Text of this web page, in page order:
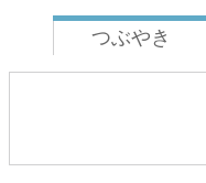
つぶやき